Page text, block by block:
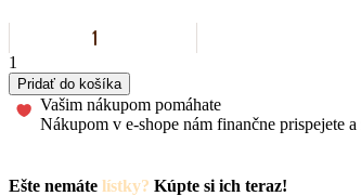
1
Pridať do košíka
Vašim nákupom pomáhate
Nákupom v e-shope nám finančne prispejete
Ešte nemáte lístky? Kúpte si ich teraz!